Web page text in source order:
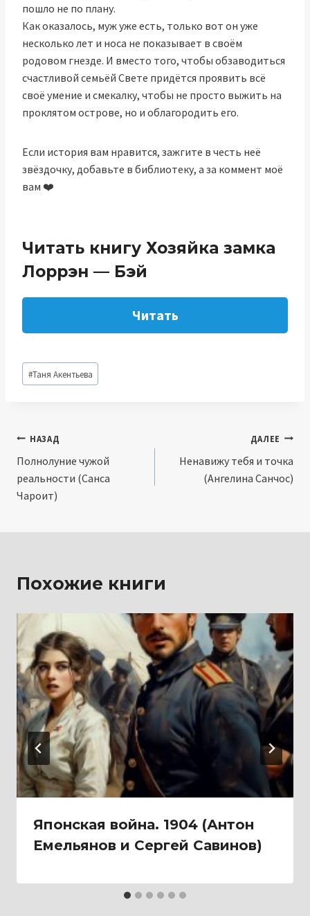
пошло не по плану.
Как оказалось, муж уже есть, только вот он уже
несколько лет и носа не показывает в своём
родовом гнезде. И вместо того, чтобы обзаводиться
счастливой семьёй Свете придётся проявить всё
своё умение и смекалку, чтобы не просто выжить на
проклятом острове, но и облагородить его.
Если история вам нравится, зажгите в честь неё
звёздочку, добавьте в библиотеку, а за коммент моё
вам ‍❤️‍
Читать книгу Хозяйка замка
Лоррэн — Бэй
Читать
Метки
записи:
#Таня Акентьева
Навигация
по
записям
НАЗАД
Полнолуние чужой
реальности (Санса
Чароит)
ДАЛЕЕ
Ненавижу тебя и точка
(Ангелина Санчос)
Похожие книги
Японская война. 1904 (Антон
Емельянов и Сергей Савинов)